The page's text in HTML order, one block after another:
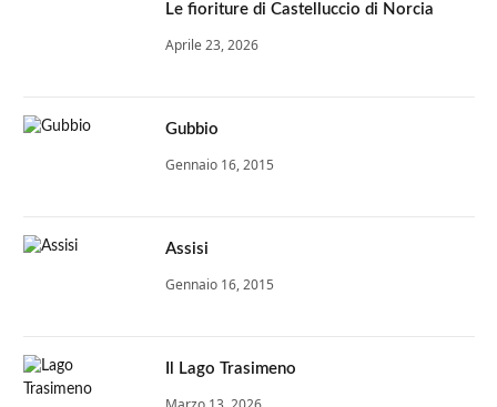
Le fioriture di Castelluccio di Norcia
Aprile 23, 2026
Gubbio
Gennaio 16, 2015
Assisi
Gennaio 16, 2015
Il Lago Trasimeno